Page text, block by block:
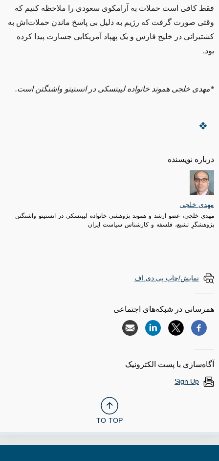
درباره نویسنده
مهدی خلجی
مهدی خلجی، عضو ارشد و هموند پژوهشی خانواده لیبتسکی در انستیتو واشنگتن
پژوهشگرِ تشیع، فلسفه و کارشناس سیاست ایران
فقط کافی است حملات به آرامکوی سعودی را ملاحظه کنیم که
وقتی صورت گرفت که رژیم به دلیل بی پاسخ ماندن حملات‌اش به
کشتیرانی در خلیج فارس و یک پهپاد آمریکایی جسارت پیدا کرده
بود.
*مهدی خلجی هموند خانواده لیبتسکی در انستیتو واشنگتن است.
نمایش/چاپ پی.دی.اف
همرسانی در شبکه‌های اجتماعی
آگاه‌سازی با پست الکترونیک
Sign Up
TO TOP